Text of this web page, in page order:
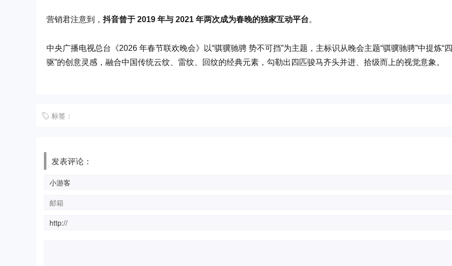
营销君注意到， 抖音曾于 2019 年与 2021 年两次成为春晚的独家互动平台。
中央广播电视总台《2026 年春节联欢晚会》以“骐骥驰骋 势不可挡”为主题，主标识从晚会主题“骐骥驰骋”中提炼“
驱”的创意灵感，融合中国传统云纹、雷纹、回纹的经典元素，勾勒出四匹骏马齐头并进、拾级而上的视觉意象。
标签：
发表评论：